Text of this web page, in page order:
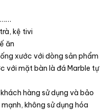
……
kệ tivi
ăn
xước với dòng sản phẩm
với mặt bàn là đá Marble tự
hàng sử dụng và bảo
không sử dụng hóa